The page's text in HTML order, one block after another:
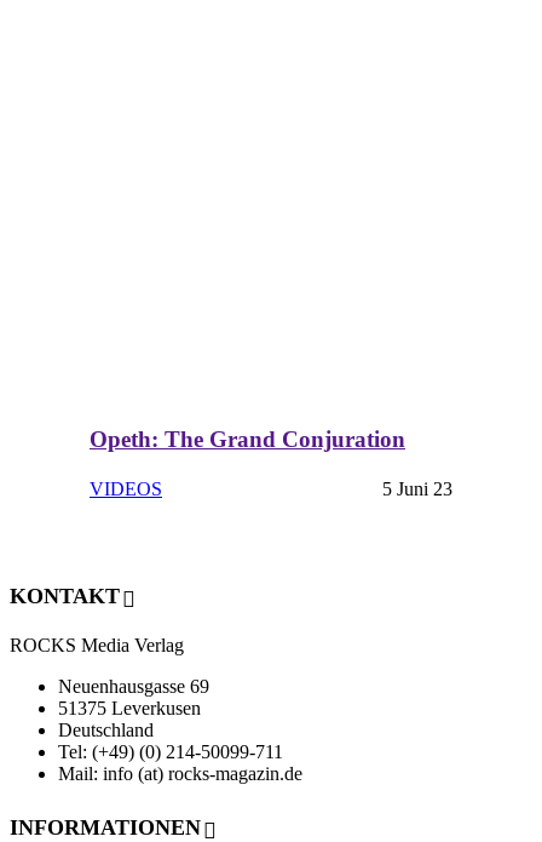
Opeth: The Grand Conjuration
VIDEOS 5 Juni 23
KONTAKT
ROCKS Media Verlag
Neuenhausgasse 69
51375 Leverkusen
Deutschland
Tel: (+49) (0) 214-50099-711
Mail: info (at) rocks-magazin.de
INFORMATIONEN